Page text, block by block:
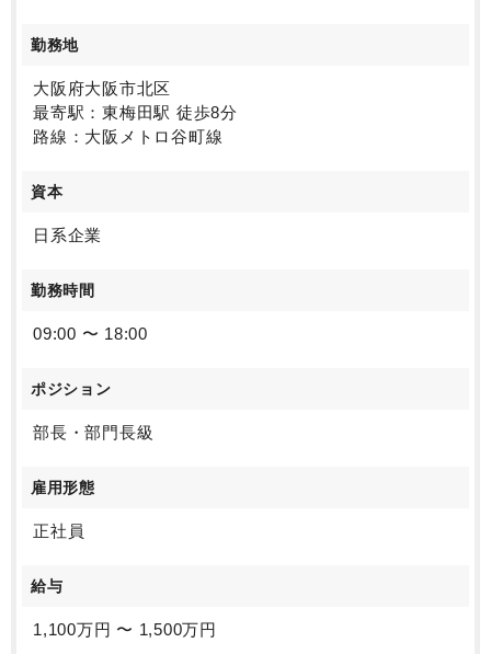
勤務地
大阪府大阪市北区
最寄駅：東梅田駅 徒歩8分
路線：大阪メトロ谷町線
資本
日系企業
勤務時間
09:00 〜 18:00
ポジション
部長・部門長級
雇用形態
正社員
給与
1,100万円 〜 1,500万円